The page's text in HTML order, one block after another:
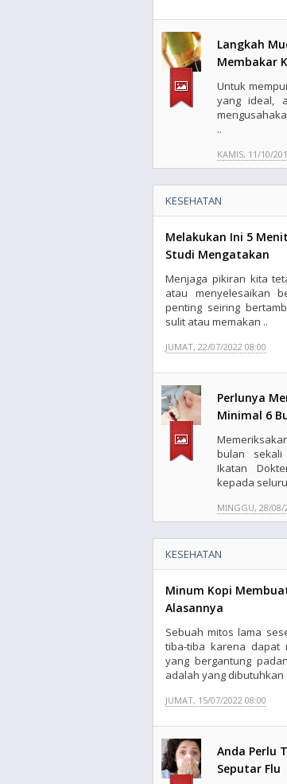
Langkah
Membakar
Untuk
yang ideal,
..
KAMIS, 11/10/
KESEHATAN
Melakukan Ini 5
Studi Mengatakan
Menjaga pikiran kita
atau menyelesaikan
penting seiring
sulit atau memakan ..
JUMAT, 22/07/2022 08:00
Perlunya
Minimal 6
bulan sekali
Ikatan
kepada
MINGGU, 28/08/
KESEHATAN
Minum Kopi
Alasannya
Sebuah mitos lama
tiba-tiba karena dapat
yang bergantung
adalah yang dibutuhkan
JUMAT, 15/07/2022 08:00
Anda Perlu
Seputar Flu